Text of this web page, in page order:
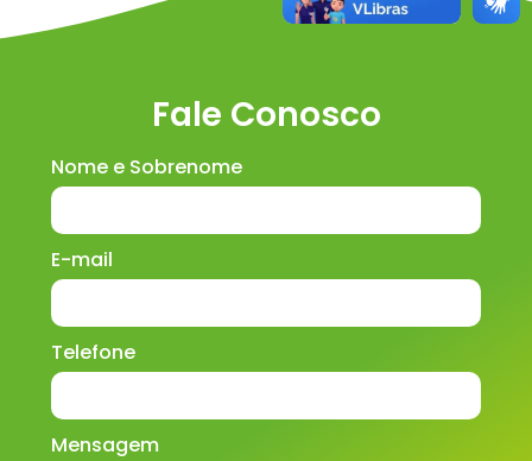
Fale Conosco
Nome e Sobrenome
E-mail
Telefone
Mensagem